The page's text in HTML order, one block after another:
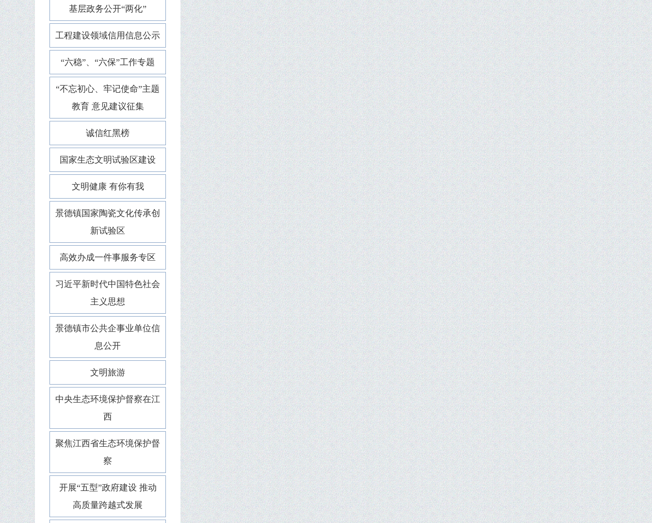
基层政务公开“两化”
工程建设领域信用信息公示
“六稳”、“六保”工作专题
“不忘初心、牢记使命”主题
教育 意见建议征集
诚信红黑榜
国家生态文明试验区建设
文明健康 有你有我
景德镇国家陶瓷文化传承创
新试验区
高效办成一件事服务专区
习近平新时代中国特色社会
主义思想
景德镇市公共企事业单位信
息公开
文明旅游
中央生态环境保护督察在江
西
聚焦江西省生态环境保护督
察
开展“五型”政府建设 推动
高质量跨越式发展